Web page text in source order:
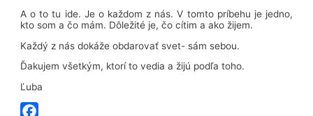
A o to tu ide. Je o každom z nás. V tomto príbehu je jedno,
kto som a čo mám. Dôležité je, čo cítim a ako žijem.
Každý z nás dokáže obdarovať svet- sám sebou.
Ďakujem všetkým, ktorí to vedia a žijú podľa toho.
Ľuba